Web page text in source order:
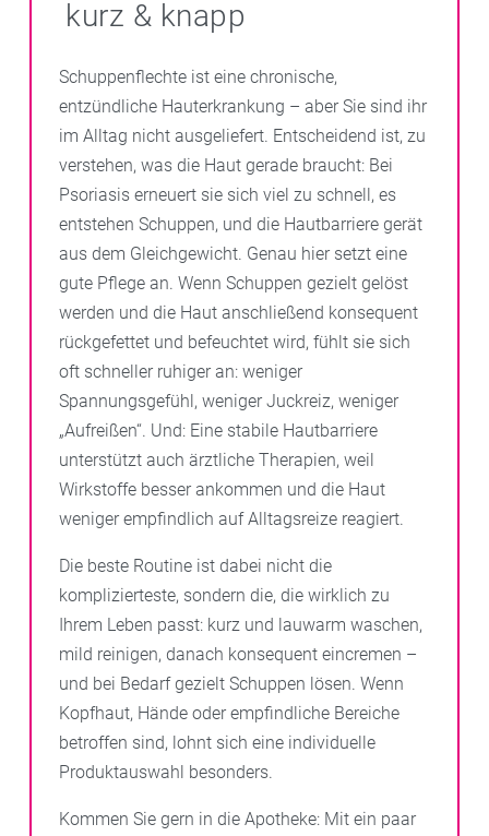
kurz & knapp
Schuppenflechte ist eine chronische,
entzündliche Hauterkrankung – aber Sie sind ihr
im Alltag nicht ausgeliefert. Entscheidend ist, zu
verstehen, was die Haut gerade braucht: Bei
Psoriasis erneuert sie sich viel zu schnell, es
entstehen Schuppen, und die Hautbarriere gerät
aus dem Gleichgewicht. Genau hier setzt eine
gute Pflege an. Wenn Schuppen gezielt gelöst
werden und die Haut anschließend konsequent
rückgefettet und befeuchtet wird, fühlt sie sich
oft schneller ruhiger an: weniger
Spannungsgefühl, weniger Juckreiz, weniger
„Aufreißen“. Und: Eine stabile Hautbarriere
unterstützt auch ärztliche Therapien, weil
Wirkstoffe besser ankommen und die Haut
weniger empfindlich auf Alltagsreize reagiert.
Die beste Routine ist dabei nicht die
komplizierteste, sondern die, die wirklich zu
Ihrem Leben passt: kurz und lauwarm waschen,
mild reinigen, danach konsequent eincremen –
und bei Bedarf gezielt Schuppen lösen. Wenn
Kopfhaut, Hände oder empfindliche Bereiche
betroffen sind, lohnt sich eine individuelle
Produktauswahl besonders.
Kommen Sie gern in die Apotheke: Mit ein paar